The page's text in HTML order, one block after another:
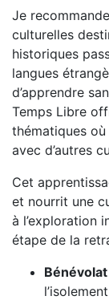
Je
culturelles
historiques
langues
d’apprendre
Temps Libre
thématiques
avec d’autres
Cet
et nourrit une
à l’exploration
étape de la
Bénévolat
l’isolement